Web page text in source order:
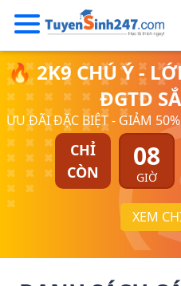
🔥 2K9 CHÚ Ý -
ĐGTD
ƯU ĐÃI ĐẶC BIỆT - GIẢM
CHỈ
CÒN
08
GIỜ
XEM